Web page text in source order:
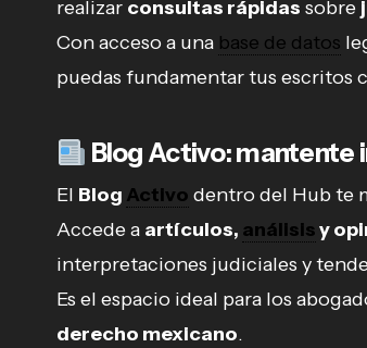
realizar consultas rápidas sobre
Con acceso a una base de datos
puedas fundamentar tus escritos
Blog Activo: mantente
El Blog Activo dentro del Hub te
Accede a artículos, análisisy
interpretaciones judiciales y
Es el espacio ideal para los
derecho mexicano.